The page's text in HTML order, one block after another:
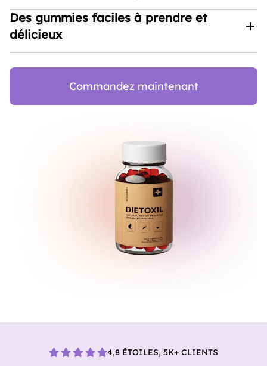
Dietoxil combine le vinaigre de cidre de pomme, la
vitamine B12 et le folate dans une formule soutenue
par la recherche qui favorise l'équilibre du sucre dans
le sang, augmente l'énergie et optimise le
Des gummies faciles à prendre et
délicieux
Oubliez les comprimés et les poudres – Dietoxil se
présente sous forme de gummies délicieux, ce qui
rend votre routine de perte de poids facile et agréable.
Avec seulement 2 gummies par jour, vous bénéficiez
de tous les avantages sans aucun tracas.
Commandez maintenant
4,8 ÉTOILES, 5K+ CLIENTS